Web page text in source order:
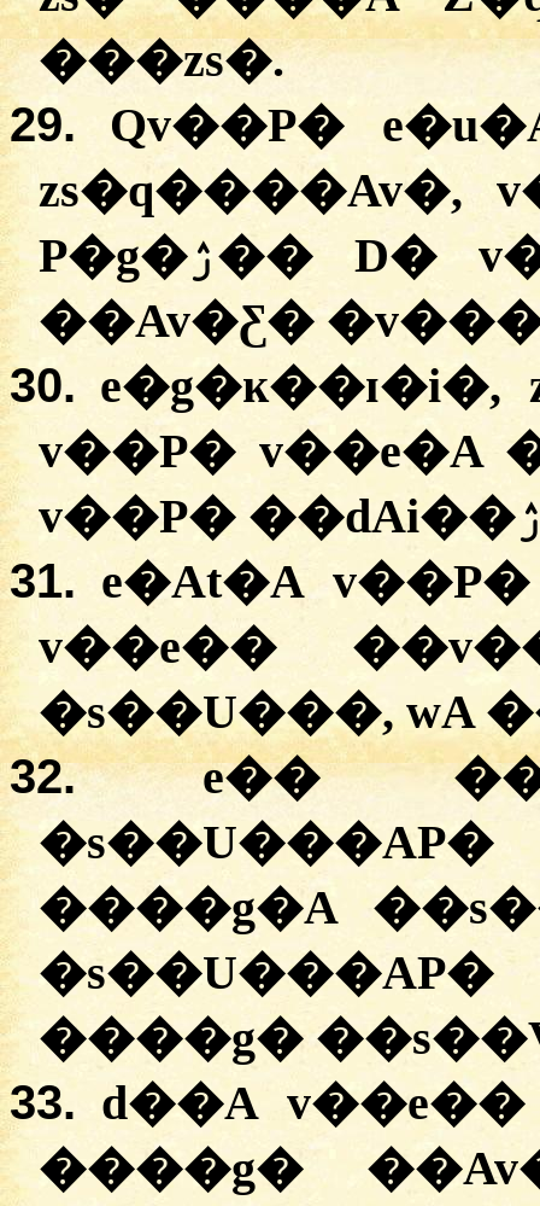
���zs�.
29.
Qv��P�
zs�q����Av�,
P�g�ۯ�� D� v�Ī�i��A �����Z��
��Av�Ƹ�
30. e�g�ĸ��ɪ�i�,
v��P� v��e�A
31. e�At�A
v��e��
�s��U���, wA
32.
e��
�s��U���AP�
����g�A
����g�
33. d��A
����g�